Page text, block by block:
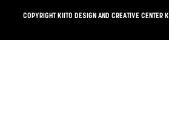
COPYRIGHT KIITO DESIGN AND CREATIVE CENTER